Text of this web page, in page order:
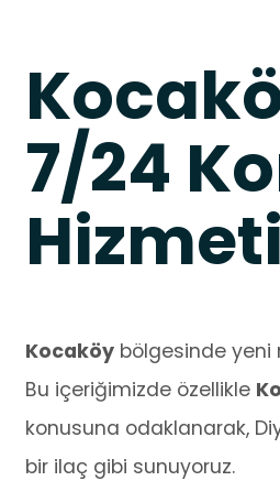
7/24
Hizmeti
Kocaköy bölgesinde yeni
Bu içeriğimizde özellikle
konusuna odaklanarak,
bir ilaç gibi sunuyoruz.